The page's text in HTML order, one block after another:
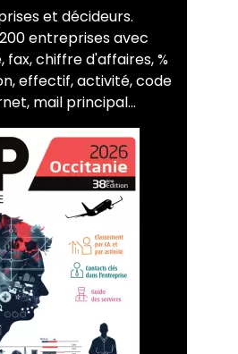
et décideurs.
entreprises avec
fax, chiffre d'affaires, %
effectif, activité, code
mail principal...